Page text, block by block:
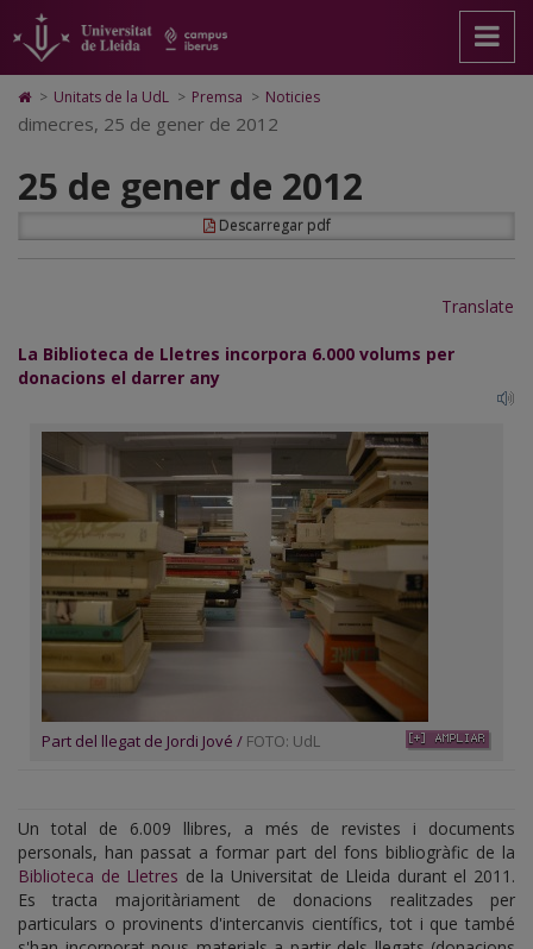
25
de
gener
de
2012
pàgina
principal.
Universitat
Lleida
contingut
principal
Mapa
Web.
Universitat
Cerca
Accessibilitat.
Universitat
Lleida
Icono
de
Home
ir
a
página
de
> Unitats de la UdL > Premsa > Noticies
dimecres, 25 de gener de 2012
25 de gener de 2012
Descarregar pdf
Translate
La Biblioteca de Lletres incorpora 6.000 volums per
donacions el darrer any
Part del llegat de Jordi Jové / FOTO: UdL
Un total de 6.009 llibres, a més de revistes i documents
personals, han passat a formar part del fons bibliogràfic de la
Biblioteca de Lletres de la Universitat de Lleida durant el 2011.
Es tracta majoritàriament de donacions realitzades per
particulars o provinents d'intercanvis científics, tot i que també